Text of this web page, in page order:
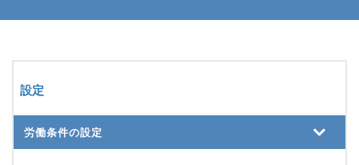
設定
労働条件の設定